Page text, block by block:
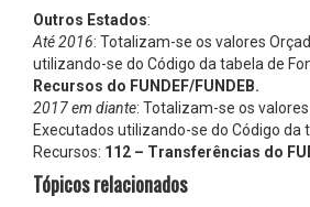
Outros Estados:
Até 2016: Totalizam-se os valores
utilizando-se do Código da tabela de
Recursos do FUNDEF/FUNDEB.
2017 em diante: Totalizam-se os
Executados utilizando-se do Código da
Recursos: 112 – Transferências do
Tópicos relacionados